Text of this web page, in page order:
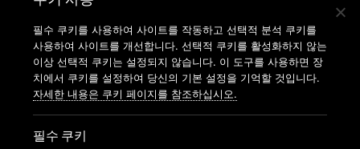
지점찾기
가맹신청
필수 쿠키를 사용하여 사이트를 작동하고 선택적 분석 쿠키를
사용하여 사이트를 개선합니다. 선택적 쿠키를 활성화하지 않는
이상 선택적 쿠키는 설정되지 않습니다. 이 도구를 사용하면 장
치에서 쿠키를 설정하여 당신의 기본 설정을 기억할 것입니다.
자세한 내용은 쿠키 페이지를 참조하십시오.
필수 쿠키